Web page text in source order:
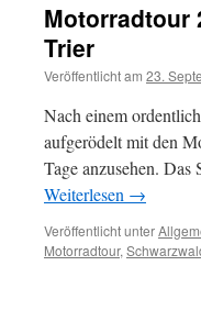
Motorradtour
Trier
Veröffentlicht am 23.
Nach einem
aufgerödelt mit den
Tage anzusehen.
Weiterlesen →
Veröffentlicht unter
Motorradtour,